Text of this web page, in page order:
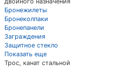
Бронежилеты
Бронеколпаки
Бронепанели
Заграждения
Защитное стекло
Показать еще
Трос, канат стальной